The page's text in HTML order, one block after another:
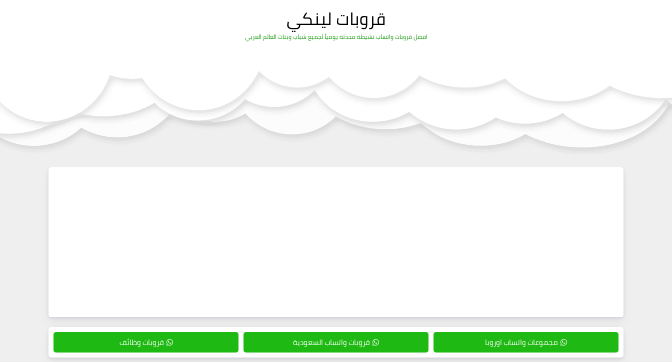
قروبات لينكي
افضل قروبات واتساب نشيطة محدثة يومياً لجميع شباب وبنات العالم العربي
مجموعات واتساب اوروبا قروبات واتساب السعودية قروبات وظائف